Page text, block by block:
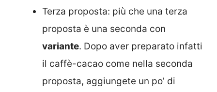
Terza proposta: più che una terza
proposta è una seconda con
variante. Dopo aver preparato infatti
il caffè-cacao come nella seconda
proposta, aggiungete un po’ di